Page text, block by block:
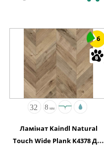
6
Ламінат Kaindl Natural
Touch Wide Plank K4378 Дуб